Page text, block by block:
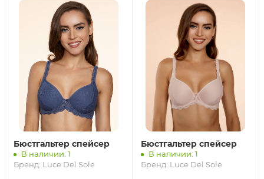
Бюстгальтер спейсер
В наличии: 1
Бренд: Luce Del Sole
Бюстгальтер спейсер
В наличии: 1
Бренд: Luce Del Sole